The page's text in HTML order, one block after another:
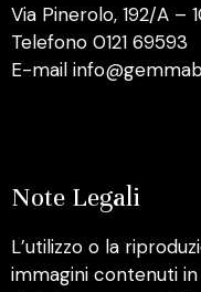
Via Pinerolo, 192/A –
Telefono 0121 69593
E-mail
Note Legali
L’utilizzo o la
immagini contenuti